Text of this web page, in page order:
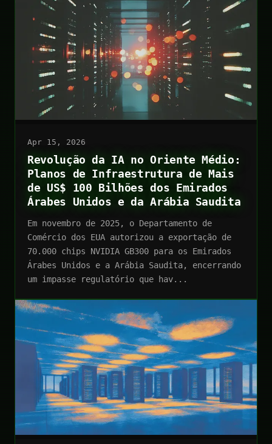
Apr 15, 2026
Revolução da IA no Oriente Médio:
Planos de Infraestrutura de Mais
de US$ 100 Bilhões dos Emirados
Árabes Unidos e da Arábia Saudita
Em novembro de 2025, o Departamento de
Comércio dos EUA autorizou a exportação de
70.000 chips NVIDIA GB300 para os Emirados
Árabes Unidos e a Arábia Saudita, encerrando
um impasse regulatório que hav...